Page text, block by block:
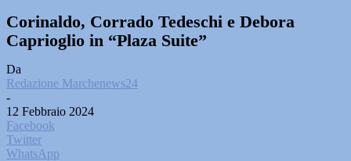
Corinaldo, Corrado Tedeschi e Debora
Caprioglio in “Plaza Suite”
Da
Redazione Marchenews24
-
12 Febbraio 2024
Facebook
Twitter
WhatsApp